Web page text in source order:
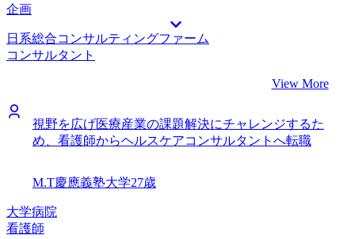
企画
日系総合コンサルティングファーム
コンサルタント
View More
視野を広げ医療産業の課題解決にチャレンジするた
め、看護師からヘルスケアコンサルタントへ転職
M.T慶應義塾大学27歳
大学病院
看護師